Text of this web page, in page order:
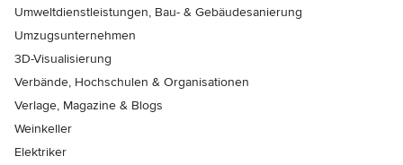
Umweltdienstleistungen, Bau- & Gebäudesanierung
Umzugsunternehmen
3D-Visualisierung
Verbände, Hochschulen & Organisationen
Verlage, Magazine & Blogs
Weinkeller
Elektriker